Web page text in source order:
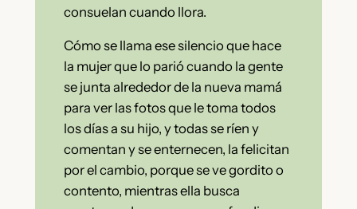
consuelan cuando llora.
Cómo se llama ese silencio que hace
la mujer que lo parió cuando la gente
se junta alrededor de la nueva mamá
para ver las fotos que le toma todos
los días a su hijo, y todas se ríen y
comentan y se enternecen, la felicitan
por el cambio, porque se ve gordito o
contento, mientras ella busca